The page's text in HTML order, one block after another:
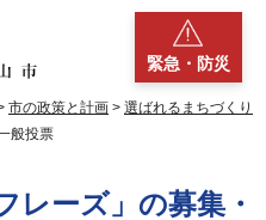
緊急・防災
市の政策と計画 > 選ばれるまちづくり
般投票
レーズ」の募集・